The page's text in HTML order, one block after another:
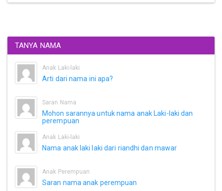
TANYA NAMA
Anak Laki-laki
Arti dari nama ini apa?
Saran Nama
Mohon sarannya untuk nama anak Laki-laki dan
perempuan
Anak Laki-laki
Nama anak laki laki dari riandhi dan mawar
Anak Perempuan
Saran nama anak perempuan